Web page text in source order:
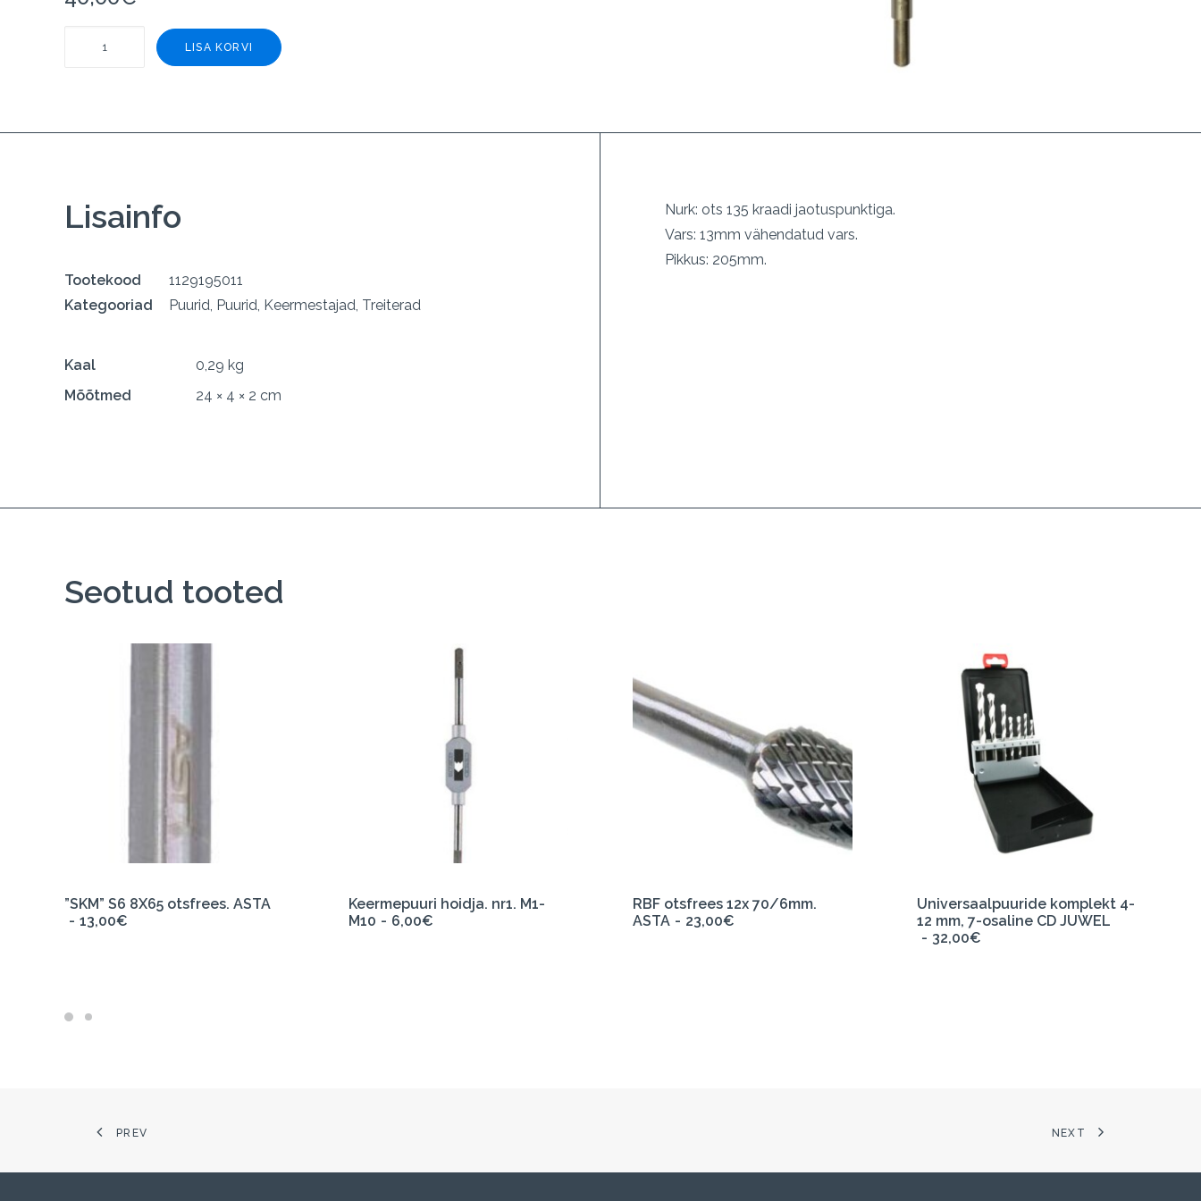
19,5mm
kogus
LISA KORVI
Lisainfo
Tootekood
1129195011
Kategooriad
Puurid, Puurid, Keermestajad, Treiterad
Kaal
0,29 kg
Mõõtmed
24 × 4 × 2 cm
Nurk: ots 135 kraadi jaotuspunktiga.
Vars: 13mm vähendatud vars.
Pikkus: 205mm.
Seotud tooted
LISA KORVI
”SKM” S6 8X65 otsfrees. ASTA
13,00€
LISA KORVI
Keermepuuri hoidja. nr1. M1-
M10
6,00€
LISA KORVI
RBF otsfrees 12x 70/6mm.
ASTA
23,00€
LISA KORVI
Universaalpuuride komplekt 4-
12 mm, 7-osaline CD JUWEL
32,00€
PREV NEXT